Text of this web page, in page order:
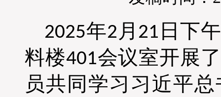
2025年2 月 21 日下
料楼401会议室开展
员共同学习习近平